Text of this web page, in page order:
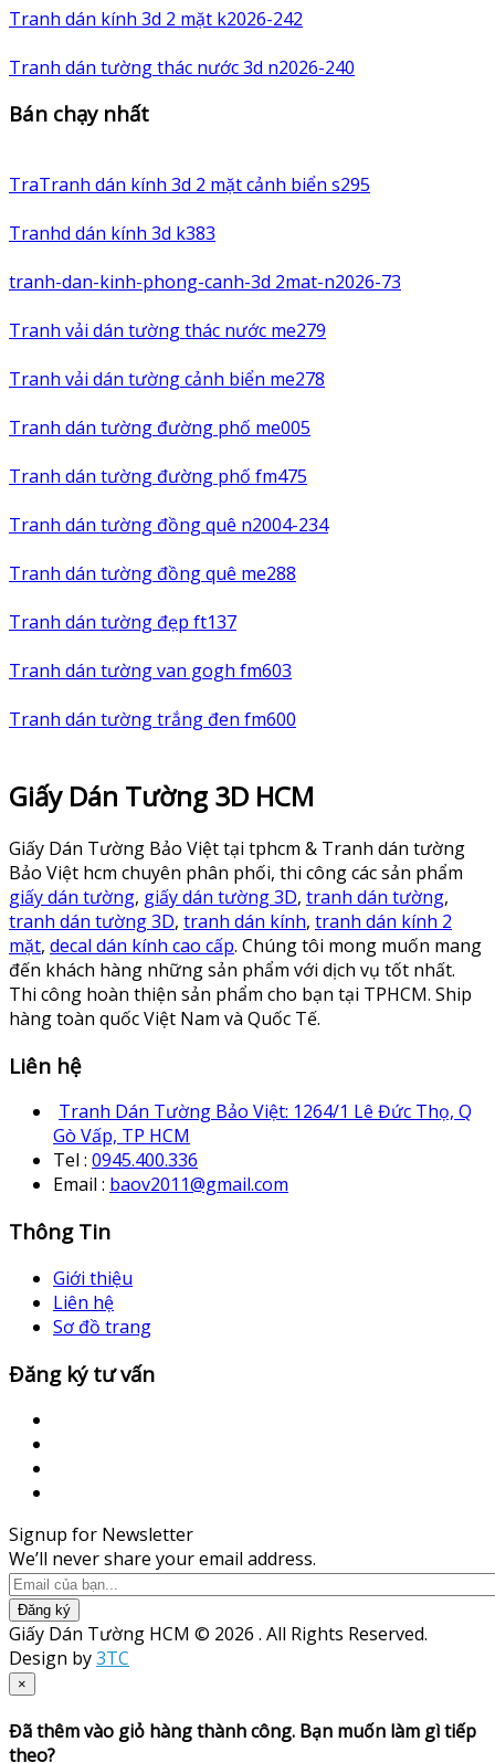
Tranh dán kính 3d 2 mặt k2026-242
Tranh dán tường thác nước 3d n2026-240
Bán chạy nhất
TraTranh dán kính 3d 2 mặt cảnh biển s295
Tranhd dán kính 3d k383
tranh-dan-kinh-phong-canh-3d 2mat-n2026-73
Tranh vải dán tường thác nước me279
Tranh vải dán tường cảnh biển me278
Tranh dán tường đường phố me005
Tranh dán tường đường phố fm475
Tranh dán tường đồng quê n2004-234
Tranh dán tường đồng quê me288
Tranh dán tường đẹp ft137
Tranh dán tường van gogh fm603
Tranh dán tường trắng đen fm600
Giấy Dán Tường 3D HCM
Giấy Dán Tường Bảo Việt tại tphcm & Tranh dán tường
Bảo Việt hcm chuyên phân phối, thi công các sản phẩm
giấy dán tường, giấy dán tường 3D, tranh dán tường,
tranh dán tường 3D, tranh dán kính, tranh dán kính 2
mặt, decal dán kính cao cấp. Chúng tôi mong muốn mang
đến khách hàng những sản phẩm với dịch vụ tốt nhất.
Thi công hoàn thiện sản phẩm cho bạn tại TPHCM. Ship
hàng toàn quốc Việt Nam và Quốc Tế.
Liên hệ
Tranh Dán Tường Bảo Việt: 1264/1 Lê Đức Thọ, Q
Gò Vấp, TP HCM
Tel : 0945.400.336
Email : baov2011@gmail.com
Thông Tin
Giới thiệu
Liên hệ
Sơ đồ trang
Đăng ký tư vấn
Signup for Newsletter
We’ll never share your email address.
Đăng ký
Giấy Dán Tường HCM © 2026 . All Rights Reserved.
Design by3TC
×
Đã thêm vào giỏ hàng thành công. Bạn muốn làm gì tiếp
theo?